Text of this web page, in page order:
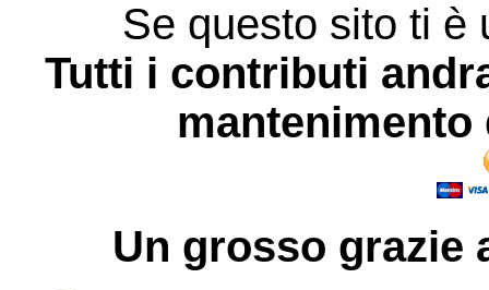
Se questo sito ti è
Tutti i contributi
Un grosso grazie